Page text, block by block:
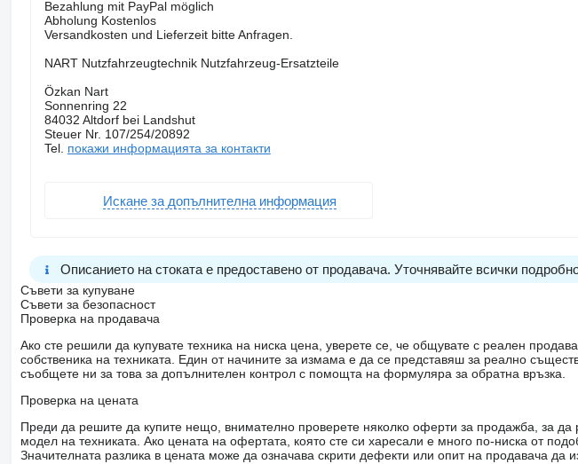
Bezahlung mit PayPal möglich
Abholung Kostenlos
Versandkosten und Lieferzeit bitte Anfragen.
NART Nutzfahrzeugtechnik Nutzfahrzeug-Ersatzteile
Özkan Nart
Sonnenring 22
84032 Altdorf bei Landshut
Steuer Nr. 107/254/20892
Tel. покажи информацията за контакти
Искане за допълнителна информация
Описанието на стоката е предоставено от продавача. Уточнявайте всички
Съвети за купуване
Съвети за безопасност
Проверка на продавача
Ако сте решили да купувате техника на ниска цена, уверете се, че общувате с реален
собственика на техниката. Един от начините за измама е да се представяш за реално
съобщете ни за това за допълнителен контрол с помощта на формуляра за обратна връзка.
Проверка на цената
Преди да решите да купите нещо, внимателно проверете няколко оферти за продажба, за да
модел на техниката. Ако цената на офертата, която сте си харесали е много по-ниска от
Значителната разлика в цената може да означава скрити дефекти или опит на продавача да